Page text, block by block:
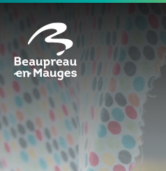
Je veux
Cookies management panel